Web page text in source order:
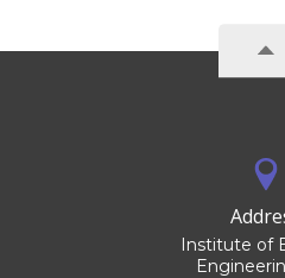
Institute of